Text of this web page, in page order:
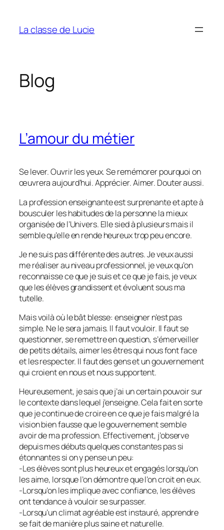
contenu
La classe de Lucie
Blog
L’amour du métier
Se lever. Ouvrir les yeux. Se remémorer pourquoi on
œuvrera aujourd’hui. Apprécier. Aimer. Douter aussi.
La profession enseignante est surprenante et apte à
bousculer les habitudes de la personne la mieux
organisée de l’Univers. Elle sied à plusieurs mais il
semble qu’elle en rende heureux trop peu encore.
Je ne suis pas différente des autres. Je veux aussi
me réaliser au niveau professionnel, je veux qu’on
reconnaisse ce que je suis et ce que je fais, je veux
que les élèves grandissent et évoluent sous ma
tutelle.
Mais voilà où le bât blesse: enseigner n’est pas
simple. Ne le sera jamais. Il faut vouloir. Il faut se
questionner, se remettre en question, s’émerveiller
de petits détails, aimer les êtres qui nous font face
et les respecter. Il faut des gens et un gouvernement
qui croient en nous et nous supportent.
Heureusement, je sais que j’ai un certain pouvoir sur
le contexte dans lequel j’enseigne. Cela fait en sorte
que je continue de croire en ce que je fais malgré la
vision bien fausse que le gouvernement semble
avoir de ma profession. Effectivement, j’observe
depuis mes débuts quelques constantes pas si
étonnantes si on y pense un peu:
-Les élèves sont plus heureux et engagés lorsqu’on
les aime, lorsque l’on démontre que l’on croit en eux.
-Lorsqu’on les implique avec confiance, les élèves
ont tendance à vouloir se surpasser.
-Lorsqu’un climat agréable est instauré, apprendre
se fait de manière plus saine et naturelle.